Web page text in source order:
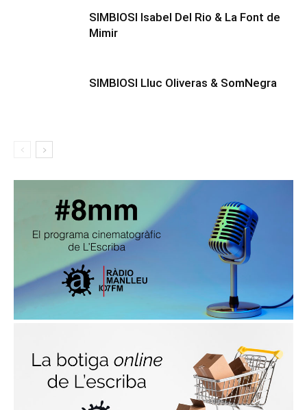
SIMBIOSI Isabel Del Rio & La Font de
Mimir
SIMBIOSI Lluc Oliveras & SomNegra